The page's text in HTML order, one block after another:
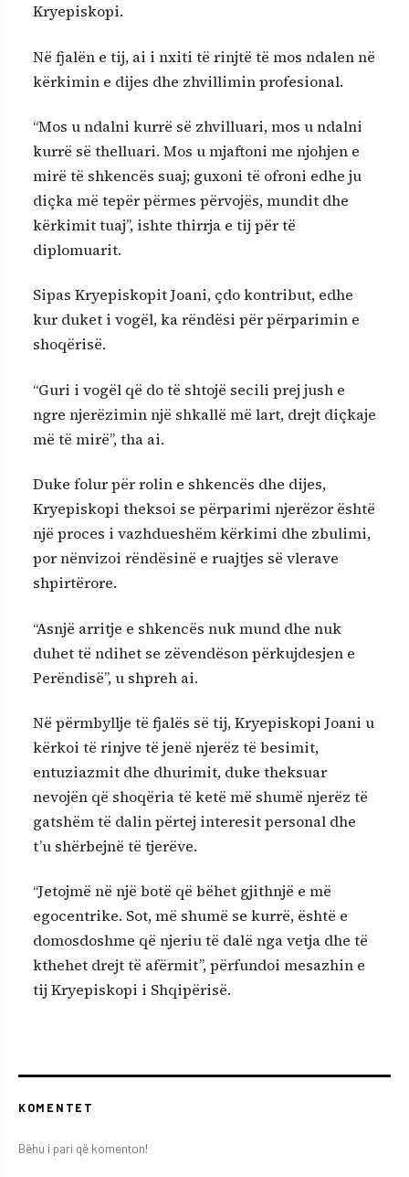
Kryepiskopi.
Në fjalën e tij, ai i nxiti të rinjtë të mos ndalen në
kërkimin e dijes dhe zhvillimin profesional.
“Mos u ndalni kurrë së zhvilluari, mos u ndalni
kurrë së thelluari. Mos u mjaftoni me njohjen e
mirë të shkencës suaj; guxoni të ofroni edhe ju
diçka më tepër përmes përvojës, mundit dhe
kërkimit tuaj”, ishte thirrja e tij për të
diplomuarit.
Sipas Kryepiskopit Joani, çdo kontribut, edhe
kur duket i vogël, ka rëndësi për përparimin e
shoqërisë.
“Guri i vogël që do të shtojë secili prej jush e
ngre njerëzimin një shkallë më lart, drejt diçkaje
më të mirë”, tha ai.
Duke folur për rolin e shkencës dhe dijes,
Kryepiskopi theksoi se përparimi njerëzor është
një proces i vazhdueshëm kërkimi dhe zbulimi,
por nënvizoi rëndësinë e ruajtjes së vlerave
shpirtërore.
“Asnjë arritje e shkencës nuk mund dhe nuk
duhet të ndihet se zëvendëson përkujdesjen e
Perëndisë”, u shpreh ai.
Në përmbyllje të fjalës së tij, Kryepiskopi Joani u
kërkoi të rinjve të jenë njerëz të besimit,
entuziazmit dhe dhurimit, duke theksuar
nevojën që shoqëria të ketë më shumë njerëz të
gatshëm të dalin përtej interesit personal dhe
t’u shërbejnë të tjerëve.
“Jetojmë në një botë që bëhet gjithnjë e më
egocentrike. Sot, më shumë se kurrë, është e
domosdoshme që njeriu të dalë nga vetja dhe të
kthehet drejt të afërmit”, përfundoi mesazhin e
tij Kryepiskopi i Shqipërisë.
KOMENTET
Bëhu i pari që komenton!